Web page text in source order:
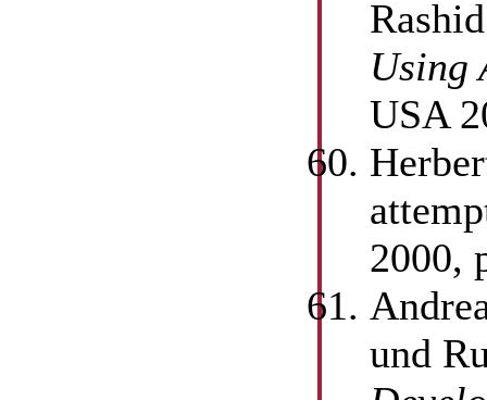
Using
USA
2000,
und